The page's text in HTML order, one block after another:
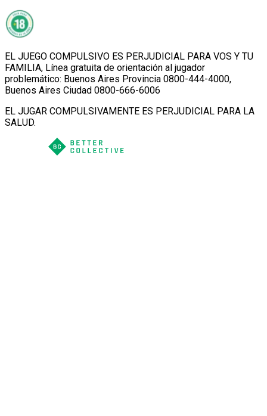
EL JUEGO COMPULSIVO ES PERJUDICIAL PARA VOS Y TU
FAMILIA, Línea gratuita de orientación al jugador
problemático: Buenos Aires Provincia 0800-444-4000,
Buenos Aires Ciudad 0800-666-6006
EL JUGAR COMPULSIVAMENTE ES PERJUDICIAL PARA LA
SALUD.